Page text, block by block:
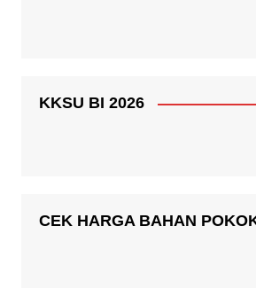
KKSU BI 2026
CEK HARGA BAHAN